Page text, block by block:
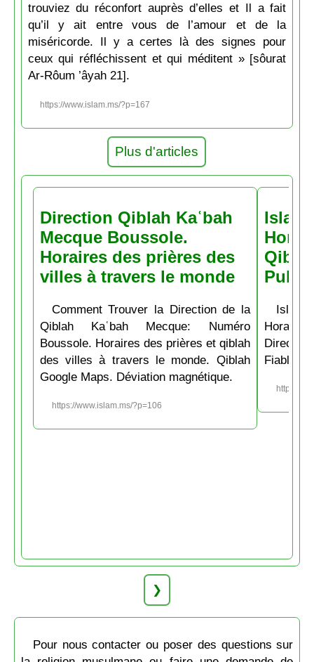
trouviez du réconfort auprès d’elles et Il a fait
qu’il y ait entre vous de l’amour et de la
miséricorde. Il y a certes là des signes pour
ceux qui réfléchissent et qui méditent » [sôurat
Ar-Rôum ’âyah 21].
https://www.islam.ms/?p=167
Plus d'articles
Direction Qiblah Kaʿbah
Mecque Boussole.
Horaires des prières des
villes à travers le monde
Comment Trouver la Direction de la
Qiblah Kaʿbah Mecque: Numéro
Boussole. Horaires des prières et qiblah
des villes à travers le monde. Qiblah
Google Maps. Déviation magnétique.
https://www.islam.ms/?p=106
Pubs
Fiable et
https://
❯
Pour nous contacter ou poser des questions sur